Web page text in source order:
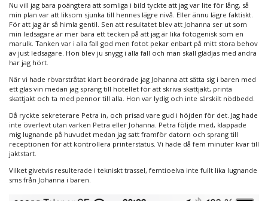
Nu vill jag bara poängtera att somliga i bild tyckte att jag var lite för lång, så
min plan var att liksom sjunka till hennes lägre nivå. Eller ännu lägre faktiskt.
För att jag är så himla gentil. Sen att resultatet blev att Johanna ser ut som
min ledsagare är mer bara ett tecken på att jag är lika fotogenisk som en
marulk. Tanken var i alla fall god men fotot pekar enbart på mitt stora behov
av just ledsagare. Hon blev ju snygg i alla fall och man skall glädjas med andra
har jag hört.
När vi hade rövarstråtat klart beordrade jag Johanna att sätta sig i baren med
ett glas vin medan jag sprang till hotellet för att skriva skattjakt, printa
skattjakt och ta med pennor till alla. Hon var lydig och inte särskilt nödbedd.
Då ryckte sekreterare Petra in, och prisad vare gud i höjden för det. Jag hade
inte överlevt utan varken Petra eller Johanna. Petra följde med, klappade
mig lugnande på huvudet medan jag satt framför datorn och sprang till
receptionen för att kontrollera printerstatus. Vi hade då fem minuter kvar till
jaktstart.
Vilket givetvis resulterade i tekniskt trassel, femtioelva inte fullt lika lugnande
sms från Johanna i baren.